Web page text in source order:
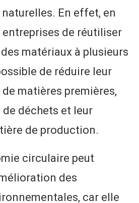
En effet, en
de réutiliser
matériaux à plusieurs
de réduire leur
matières premières,
déchets et leur
de production.
circulaire peut
des
car elle